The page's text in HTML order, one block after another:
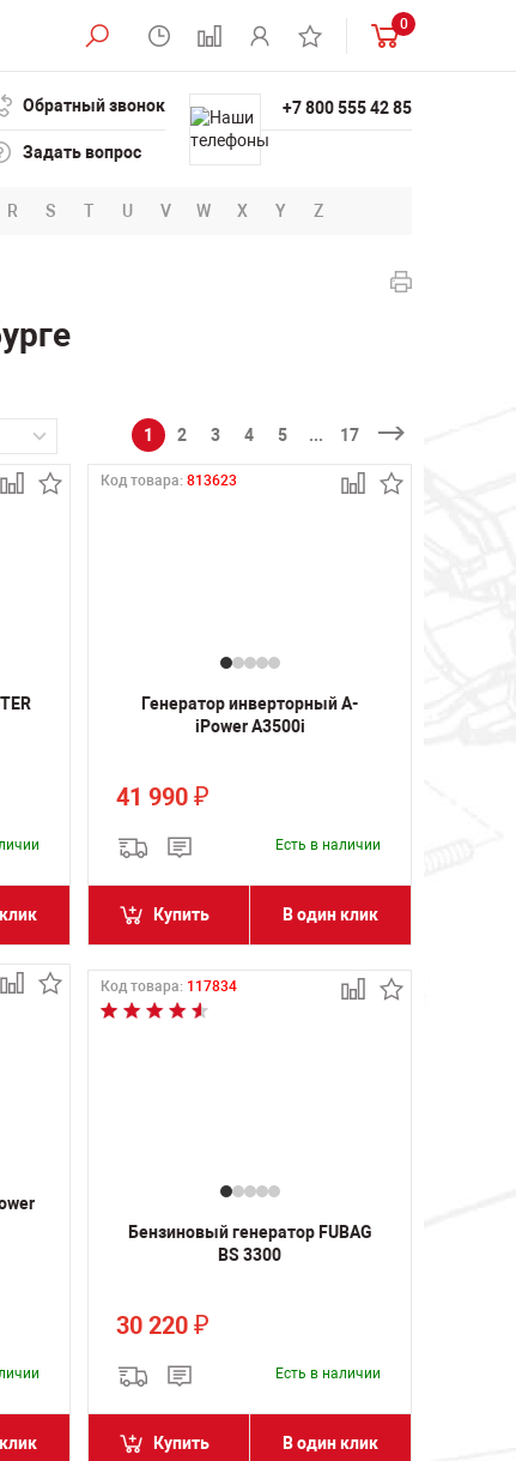
0
Обратный звонок
Задать вопрос
+7 800 555 42 85
R S T U V W X Y Z
1 2 3 4 5 ... 17
Код товара:813623
Генератор инверторный A-
iPower A3500i
41 990₽
Есть в наличии
Купить В один клик
Код товара: 117834
Бензиновый генератор FUBAG
BS 3300
30 220₽
Есть в наличии
Купить В один клик